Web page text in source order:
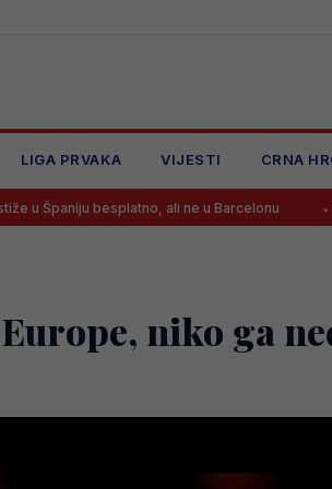
LIGA PRVAKA VIJESTI CRNA
ali ne u Barcelonu Leeds od
niko ga